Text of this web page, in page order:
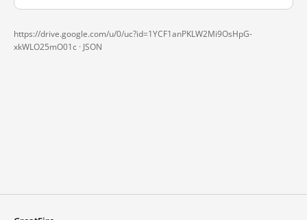
https://drive.google.com/u/0/uc?id=1YCF1anPKLW2Mi9OsHpG-
xkWLO25mO01c · JSON